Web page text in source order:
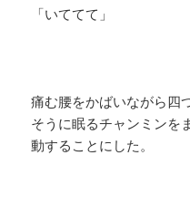
「いててて」
痛む腰をかばいながら四
そうに眠るチャンミンを
動することにした。